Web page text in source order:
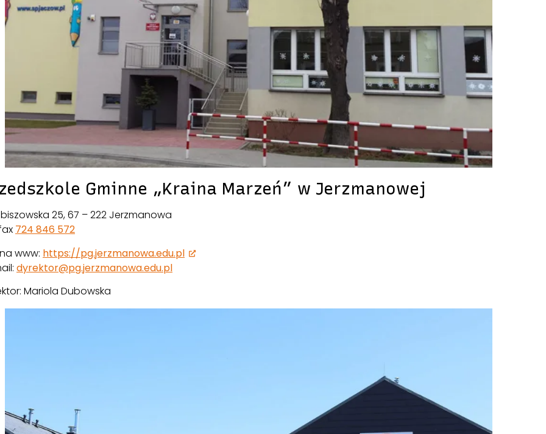
Gminne „Kraina Marzeń” w Jerzmanowej
25, 67 – 222 Jerzmanowa
724 846 572
www: https://pg.jerzmanowa.edu.pl
dyrektor@pg.jerzmanowa.edu.pl
Mariola Dubowska